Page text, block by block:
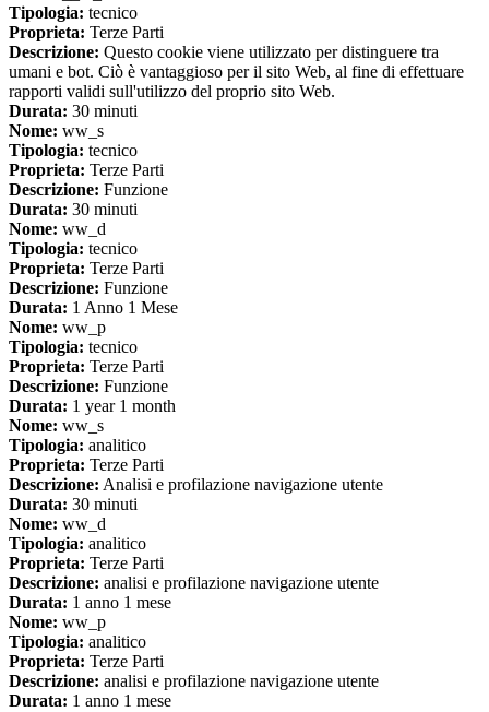
Tipologia: tecnico
Proprieta: Terze Parti
Descrizione: Questo cookie viene utilizzato per distinguere tra
umani e bot. Ciò è vantaggioso per il sito Web, al fine di effettuare
rapporti validi sull'utilizzo del proprio sito Web.
Durata: 30 minuti
Nome: ww_s
Tipologia: tecnico
Proprieta: Terze Parti
Descrizione: Funzione
Durata: 30 minuti
Nome: ww_d
Tipologia: tecnico
Proprieta: Terze Parti
Descrizione: Funzione
Durata: 1 Anno 1 Mese
Nome: ww_p
Tipologia: tecnico
Proprieta: Terze Parti
Descrizione: Funzione
Durata: 1 year 1 month
Nome: ww_s
Tipologia: analitico
Proprieta: Terze Parti
Descrizione: Analisi e profilazione navigazione utente
Durata: 30 minuti
Nome: ww_d
Tipologia: analitico
Proprieta: Terze Parti
Descrizione: analisi e profilazione navigazione utente
Durata: 1 anno 1 mese
Nome: ww_p
Tipologia: analitico
Proprieta: Terze Parti
Descrizione: analisi e profilazione navigazione utente
Durata: 1 anno 1 mese